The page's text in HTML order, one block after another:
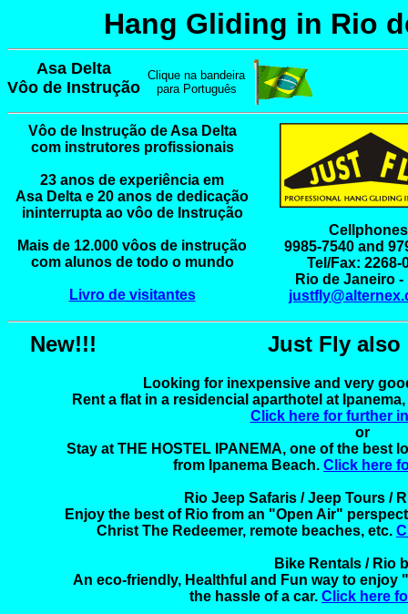
Hang Gliding in Rio
Asa Delta
Vôo de Instrução
Clique na bandeira
para Português
Vôo de Instrução de Asa Delta
com instrutores profissionais
23 anos de experiência em
Asa Delta e 20 anos de dedicação
ininterrupta ao vôo de Instrução
Mais de 12.000 vôos de instrução
com alunos de todo o mundo
Livro de visitantes
9985-7540 and
Tel/Fax: 2268-
New!!! Just Fly also
Looking for inexpensive and very
Rent a flat in a residencial aparthotel at
Click here for further
or
Stay at THE HOSTEL IPANEMA, one of the best
from Ipanema Beach. Click here
Rio Jeep Safaris / Jeep Tours /
Enjoy the best of Rio from an "Open Air"
Christ The Redeemer, remote beaches, etc.
Bike Rentals / Rio
An eco-friendly, Healthful and Fun way to
the hassle of a car. Click here